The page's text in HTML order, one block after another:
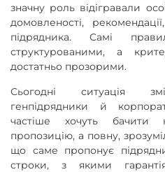
значну роль відігравали
домовленості,
підрядника. Самі
структурованими, а
достатньо прозорими.
Сьогодні ситуація
генпідрядники й
частіше хочуть бачити
пропозицію, а повну,
що саме пропонує
строки, з якими